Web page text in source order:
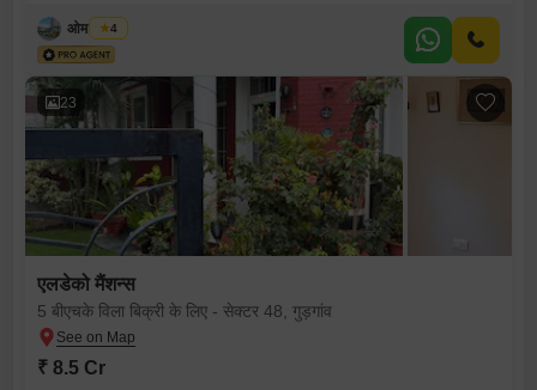
ओम प्रकाश
4
23
एलडेको मैंशन्स
5 बीएचके विला बिक्री के लिए - सेक्टर 48, गुड़गांव
₹ 8.5 Cr